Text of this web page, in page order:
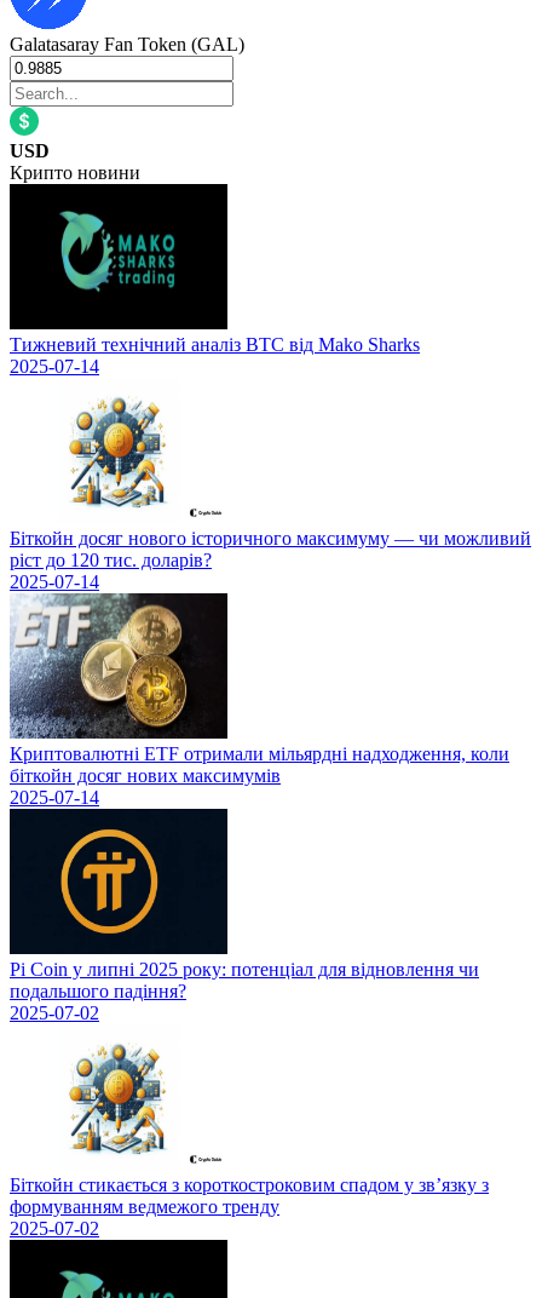
Galatasaray Fan Token (GAL)
USD
Крипто новини
Тижневий технічний аналіз BTC від Mako Sharks
2025-07-14
Біткойн досяг нового історичного максимуму — чи можливий
ріст до 120 тис. доларів?
2025-07-14
Криптовалютні ETF отримали мільярдні надходження, коли
біткойн досяг нових максимумів
2025-07-14
Pi Coin у липні 2025 року: потенціал для відновлення чи
подальшого падіння?
2025-07-02
Біткойн стикається з короткостроковим спадом у зв’язку з
формуванням ведмежого тренду
2025-07-02